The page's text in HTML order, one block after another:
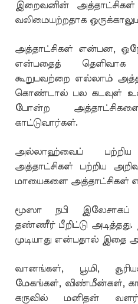
இறைவனின்
வலிமையற்றதாக ஒருக்காலும்
அத்தாட்சிகள் என்பன,
என்பதைத் தெளிவாக
கூறுபவற்றை எல்லாம்
கொண்டால் பல கடவுள்
போன்ற
காட்டுவார்கள்.
அல்லாஹ்வைப்
அத்தாட்சிகள் பற்றிய
மாயைகளை அத்தாட்சிகள்
மூஸா நபி இலேசாகப்
தண்ணீர் பீறிட்டு
முடியாது என்பதால் இதை
வானங்கள், பூமி,
மேகங்கள், விண்மீன்கள்,
கருவில் மனிதன்